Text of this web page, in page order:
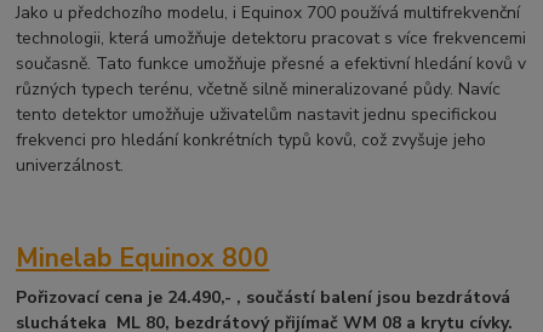
Jako u předchozího modelu, i Equinox 700 používá multifrekvenční
technologii, která umožňuje detektoru pracovat s více frekvencemi
současně. Tato funkce umožňuje přesné a efektivní hledání kovů v
různých typech terénu, včetně silně mineralizované půdy. Navíc
tento detektor umožňuje uživatelům nastavit jednu specifickou
frekvenci pro hledání konkrétních typů kovů, což zvyšuje jeho
univerzálnost.
Minelab Equinox 800
Pořizovací cena je 24.490,- , součástí balení jsou bezdrátová
slucháteka ML 80, bezdrátový přijímač WM 08 a krytu cívky.